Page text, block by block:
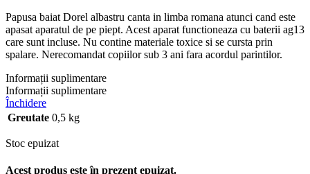
Papusa baiat Dorel albastru canta in limba romana atunci cand este
apasat aparatul de pe piept. Acest aparat functioneaza cu baterii ag13
care sunt incluse. Nu contine materiale toxice si se cursta prin
spalare. Nerecomandat copiilor sub 3 ani fara acordul parintilor.
Informații suplimentare
Informații suplimentare
Închidere
Greutate 0,5 kg
Stoc epuizat
Acest produs este în prezent epuizat.